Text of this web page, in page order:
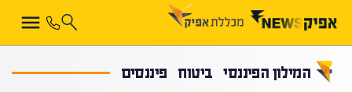
המילון הפיננסי ביטוח פיננסים